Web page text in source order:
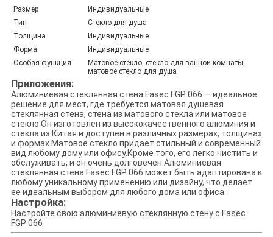
Размер
Индивидуальные
Тип
Стекло для душа
Толщина
Индивидуальные
Форма
Индивидуальные
Особая функция
Матовое стекло, стекло для ванной комнаты,
матовое стекло для душа
Приложения:
Алюминиевая стеклянная стена Fasec FGP 066 — идеальное
решение для мест, где требуется матовая душевая
стеклянная стена, стена из матового стекла или матовое
стекло.Он изготовлен из высококачественного алюминия и
стекла из Китая и доступен в различных размерах, толщинах
и формах.Матовое стекло придает стильный и современный
вид любому дому или офису.Кроме того, его легко чистить и
обслуживать, и он очень долговечен.Алюминиевая
стеклянная стена Fasec FGP 066 может быть адаптирована к
любому уникальному применению или дизайну, что делает
ее идеальным выбором для любого дома или офиса.
Настройка:
Настройте свою алюминиевую стеклянную стену с Fasec
FGP 066